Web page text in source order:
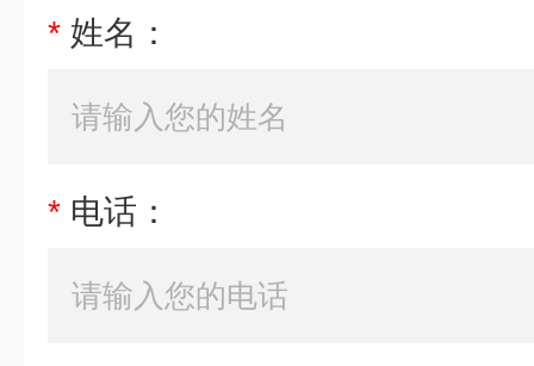
* 姓名：
* 电话：